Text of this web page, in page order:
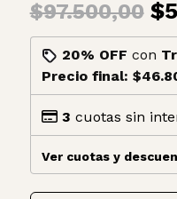
$97.500,00
20% OFF con
Precio final:
3 cuotas sin
Ver cuotas y